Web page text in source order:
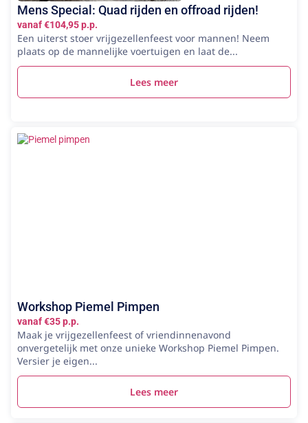
Mens Special: Quad rijden en offroad rijden!
vanaf €104,95 p.p.
Een uiterst stoer vrijgezellenfeest voor mannen! Neem
plaats op de mannelijke voertuigen en laat de...
Lees meer
Workshop Piemel Pimpen
vanaf €35 p.p.
Maak je vrijgezellenfeest of vriendinnenavond
onvergetelijk met onze unieke Workshop Piemel Pimpen.
Versier je eigen...
Lees meer